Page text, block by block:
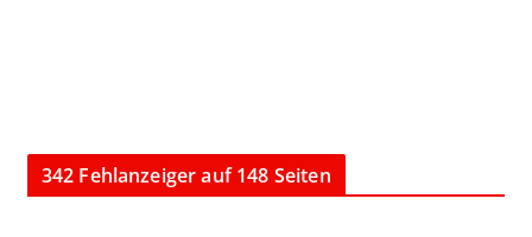
342 Fehlanzeiger auf 148 Seiten